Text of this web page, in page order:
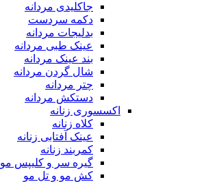
جاکلیدی مردانه
دکمه سردست
بدلیجات مردانه
عینک طبی مردانه
بند عینک مردانه
شال گردن مردانه
چتر مردانه
دستکش مردانه
اکسسوری زنانه
کلاه زنانه
عینک آفتابی زنانه
کمربند زنانه
گیره سر و کلیپس مو
کش مو و تل مو